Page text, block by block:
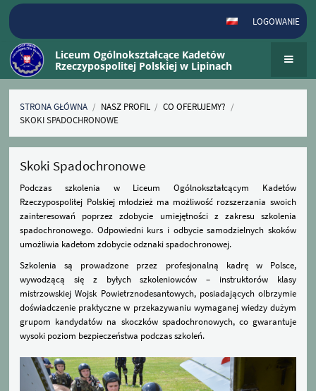
LOGOWANIE
Liceum Ogólnokształcące Kadetów
Rzeczypospolitej Polskiej w Lipinach
STRONA GŁÓWNA / NASZ PROFIL / CO OFERUJEMY? /
SKOKI SPADOCHRONOWE
Spadochronowe
Skoki Spadochronowe
Podczas szkolenia w Liceum Ogólnokształcącym Kadetów
Rzeczypospolitej Polskiej młodzież ma możliwość rozszerzania swoich
zainteresowań poprzez zdobycie umiejętności z zakresu szkolenia
spadochronowego. Odpowiedni kurs i odbycie samodzielnych skoków
umożliwia kadetom zdobycie odznaki spadochronowej.
Szkolenia są prowadzone przez profesjonalną kadrę w Polsce,
wywodzącą się z byłych szkoleniowców – instruktorów klasy
mistrzowskiej Wojsk Powietrznodesantowych, posiadających olbrzymie
doświadczenie praktyczne w przekazywaniu wymaganej wiedzy dużym
grupom kandydatów na skoczków spadochronowych, co gwarantuje
wysoki poziom bezpieczeństwa podczas szkoleń.